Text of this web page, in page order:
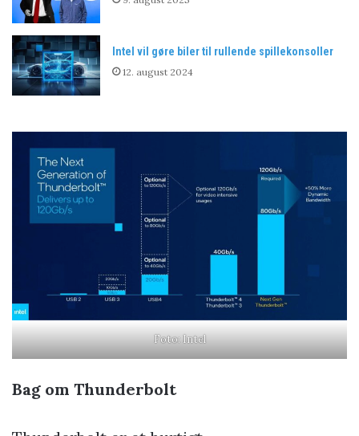
Intel vil gøre biler til rullende spillekonsoller
12. august 2024
Foto: Intel
Bag om Thunderbolt